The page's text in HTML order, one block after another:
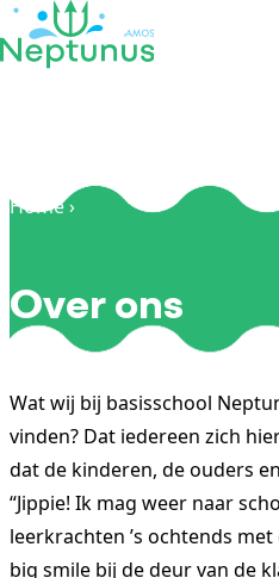
Skip to content
Over ons
Home›
Over ons
Wat wij bij basisschool
vinden? Dat iedereen zich
dat de kinderen, de ouders
“Jippie! Ik mag weer naar
leerkrachten ’s ochtends
big smile bij de deur van de